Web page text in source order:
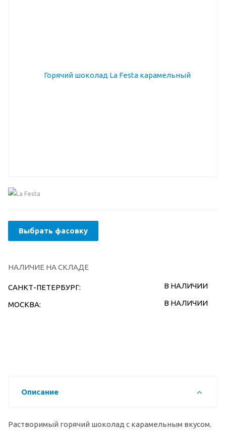
Выбрать фасовку
НАЛИЧИЕ НА СКЛАДЕ
САНКТ-ПЕТЕРБУРГ: В НАЛИЧИИ
МОСКВА: В НАЛИЧИИ
Описание
Растворимый горячий шоколад с карамельным вкусом.